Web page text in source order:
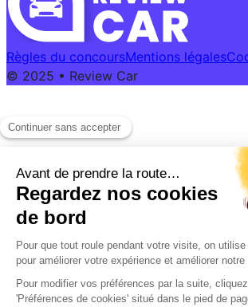
Règles du concoursMentions légales
© 2025 • Review Car